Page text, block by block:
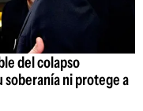
del colapso
ni protege a